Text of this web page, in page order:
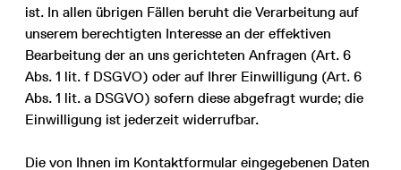
ist. In allen übrigen Fällen beruht die Verarbeitung auf
unserem berechtigten Interesse an der effektiven
Bearbeitung der an uns gerichteten Anfragen (Art. 6
Abs. 1 lit. f DSGVO) oder auf Ihrer Einwilligung (Art. 6
Abs. 1 lit. a DSGVO) sofern diese abgefragt wurde; die
Einwilligung ist jederzeit widerrufbar.
Die von Ihnen im Kontaktformular eingegebenen Daten